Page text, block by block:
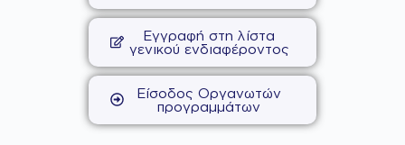
Εγγραφή στη λίστα
γενικού ενδιαφέροντος
Είσοδος Οργανωτών
προγραμμάτων